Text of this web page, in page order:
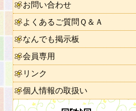
お問い合わせ
よくあるご質問Ｑ＆Ａ
なんでも掲示板
会員専用
リンク
個人情報の取扱い